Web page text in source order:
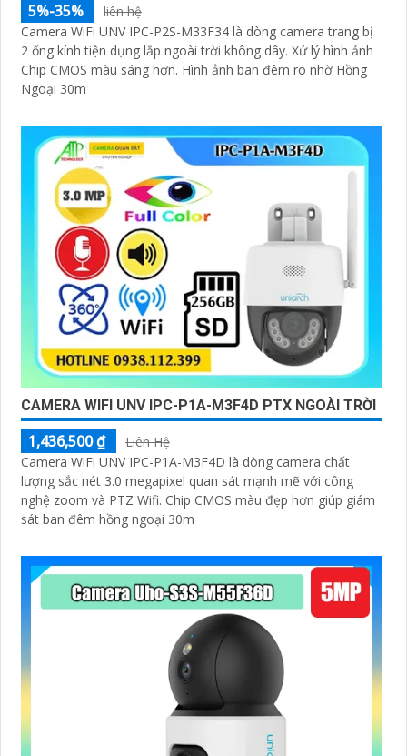
5%-35%
liên hệ
Camera WiFi UNV IPC-P2S-M33F34 là dòng camera trang bị
2 ống kính tiện dụng lắp ngoài trời không dây. Xử lý hình ảnh
Chip CMOS màu sáng hơn. Hình ảnh ban đêm rõ nhờ Hồng
Ngoại 30m
CAMERA WIFI UNV IPC-P1A-M3F4D PTX NGOÀI TRỜI
1,436,500 ₫
Liên Hệ
Camera WiFi UNV IPC-P1A-M3F4D là dòng camera chất
lượng sắc nét 3.0 megapixel quan sát mạnh mẽ với công
nghệ zoom và PTZ Wifi. Chip CMOS màu đẹp hơn giúp giám
sát ban đêm hồng ngoại 30m